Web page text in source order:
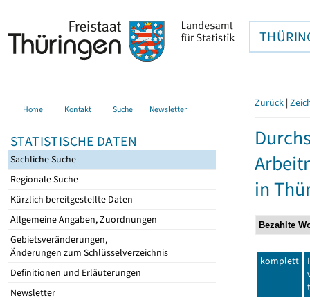
Home Kontakt Suche Newsletter
STATISTISCHE DATEN
Sachliche Suche
Regionale Suche
Kürzlich bereitgestellte Daten
Allgemeine Angaben, Zuordnungen
Gebietsveränderungen,
Änderungen zum Schlüsselverzeichnis
Definitionen und Erläuterungen
Newsletter
Zurück |
in
komplett